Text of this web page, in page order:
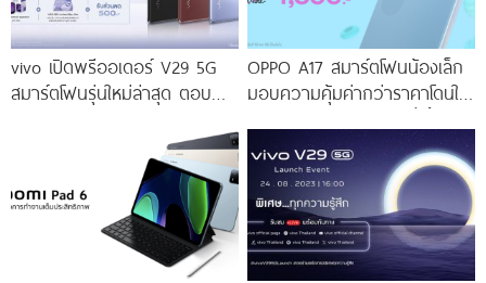
vivo เปิดพรีออเดอร์ V29 5G
สมาร์ตโฟนรุ่นใหม่ล่าสุด ตอบ
ราคาเริ่มต้นเพียง 14,999 บาท
จัดเต็มกับโปรโมชันพิเศษก่อนใคร
OPPO A17 สมาร์ตโฟนน้องเล็ก
มอบความคุ้มค่ากว่าราคาโดนใจ
ราคาใหม่เพียง 4,599 บาท
เท่านั้น!